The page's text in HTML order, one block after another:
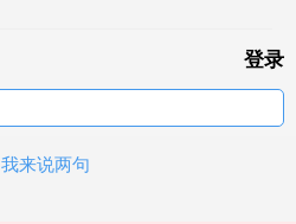
登录
我来说两句